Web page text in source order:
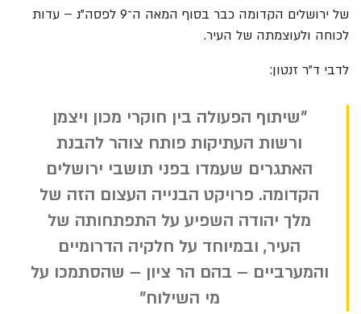
של ירושלים הקדומה כבר בסוף המאה ה־9 לפסה"נ – עדות
לכוחה ולעוצמתה של העיר.
לדבי ד"ר זנטון:
"שיתוף הפעולה בין חוקרי מכון ויצמן
ורשות העתיקות פותח צוהר להבנת
האתגרים שעמדו בפני תושבי ירושלים
הקדומה. פרויקט הבנייה העצום הזה של
מלך יהודה השפיע על התפתחותה של
העיר, ובמיוחד על חלקיה הדרומיים
והמערביים – בהם הר ציון – שהסתמכו על
מי השילוח"